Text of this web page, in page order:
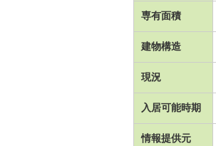
専有面積
建物構造
現況
入居可能時期
情報提供元